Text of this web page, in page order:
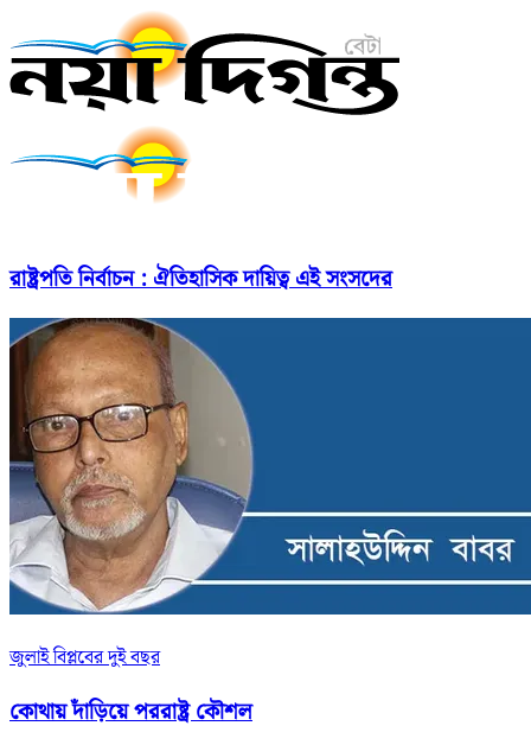
রাষ্ট্রপতি নির্বাচন : ঐতিহাসিক দায়িত্ব এই সংসদের
জুলাই বিপ্লবের দুই বছর
কোথায় দাঁড়িয়ে পররাষ্ট্র কৌশল